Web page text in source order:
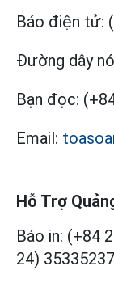
Báo điện tử:
Đường dây
Bạn đọc:
Email:
Hỗ Trợ
Báo in: (+84
24) 35335237